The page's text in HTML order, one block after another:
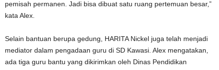
pemisah permanen. Jadi bisa dibuat satu ruang pertemuan besar,”
kata Alex.
Selain bantuan berupa gedung, HARITA Nickel juga telah menjadi
mediator dalam pengadaan guru di SD Kawasi. Alex mengatakan,
ada tiga guru bantu yang dikirimkan oleh Dinas Pendidikan